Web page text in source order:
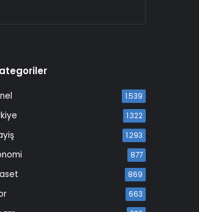
1.539
1.322
1.293
877
869
663